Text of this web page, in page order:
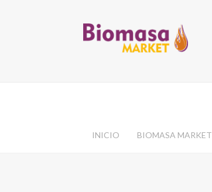
INICIO BIOMASA MARKET